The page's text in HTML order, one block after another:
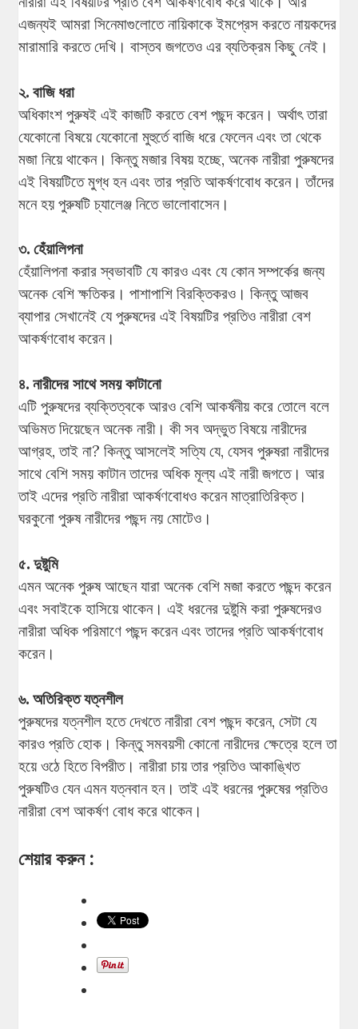
এজন্যই আমরা সিনেমাগুলোতে নায়িকাকে ইমপ্রেস করতে নায়কদের
মারামারি করতে দেখি। বাস্তব জগতেও এর ব্যতিক্রম কিছু নেই।
২. বাজি ধরা
অধিকাংশ পুরুষই এই কাজটি করতে বেশ পছন্দ করেন। অর্থাৎ তারা
যেকোনো বিষয়ে যেকোনো মুহুর্তে বাজি ধরে ফেলেন এবং তা থেকে
মজা নিয়ে থাকেন। কিন্তু মজার বিষয় হচ্ছে, অনেক নারীরা পুরুষদের
এই বিষয়টিতে মুগ্ধ হন এবং তার প্রতি আকর্ষণবোধ করেন। তাঁদের
মনে হয় পুরুষটি চ্যালেঞ্জ নিতে ভালোবাসেন।
৩. হেঁয়ালিপনা
হেঁয়ালিপনা করার স্বভাবটি যে কারও এবং যে কোন সম্পর্কের জন্য
অনেক বেশি ক্ষতিকর। পাশাপাশি বিরক্তিকরও। কিন্তু আজব
ব্যাপার সেখানেই যে পুরুষদের এই বিষয়টির প্রতিও নারীরা বেশ
আকর্ষণবোধ করেন।
৪. নারীদের সাথে সময় কাটানো
এটি পুরুষদের ব্যক্তিত্বকে আরও বেশি আকর্ষনীয় করে তোলে বলে
অভিমত দিয়েছেন অনেক নারী। কী সব অদ্ভুত বিষয়ে নারীদের
আগ্রহ, তাই না? কিন্তু আসলেই সত্যি যে, যেসব পুরুষরা নারীদের
সাথে বেশি সময় কাটান তাদের অধিক মূল্য এই নারী জগতে। আর
তাই এদের প্রতি নারীরা আকর্ষণবোধও করেন মাত্রাতিরিক্ত।
ঘরকুনো পুরুষ নারীদের পছন্দ নয় মোটেও।
৫. দুষ্টুমি
এমন অনেক পুরুষ আছেন যারা অনেক বেশি মজা করতে পছন্দ করেন
এবং সবাইকে হাসিয়ে থাকেন। এই ধরনের দুষ্টুমি করা পুরুষদেরও
নারীরা অধিক পরিমাণে পছন্দ করেন এবং তাদের প্রতি আকর্ষণবোধ
করেন।
৬. অতিরিক্ত যত্নশীল
পুরুষদের যত্নশীল হতে দেখতে নারীরা বেশ পছন্দ করেন, সেটা যে
কারও প্রতি হোক। কিন্তু সমবয়সী কোনো নারীদের ক্ষেত্রে হলে তা
হয়ে ওঠে হিতে বিপরীত। নারীরা চায় তার প্রতিও আকাঙ্খিত
পুরুষটিও যেন এমন যত্নবান হন। তাই এই ধরনের পুরুষের প্রতিও
নারীরা বেশ আকর্ষণ বোধ করে থাকেন।
শেয়ার করুন :